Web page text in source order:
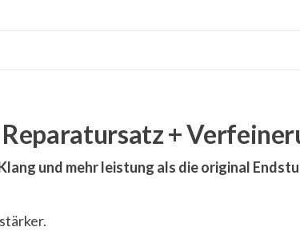
+
und mehr leistung als die original